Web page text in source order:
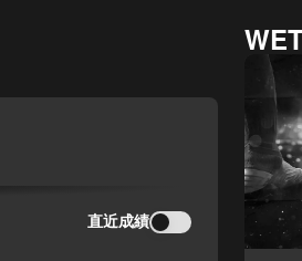
直近成績